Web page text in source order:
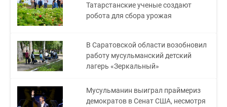
Татарстанские ученые создают
робота для сбора урожая
В Саратовской области возобновил
работу мусульманский детский
лагерь «Зеркальный»
Мусульманин выиграл праймериз
демократов в Сенат США, несмотря